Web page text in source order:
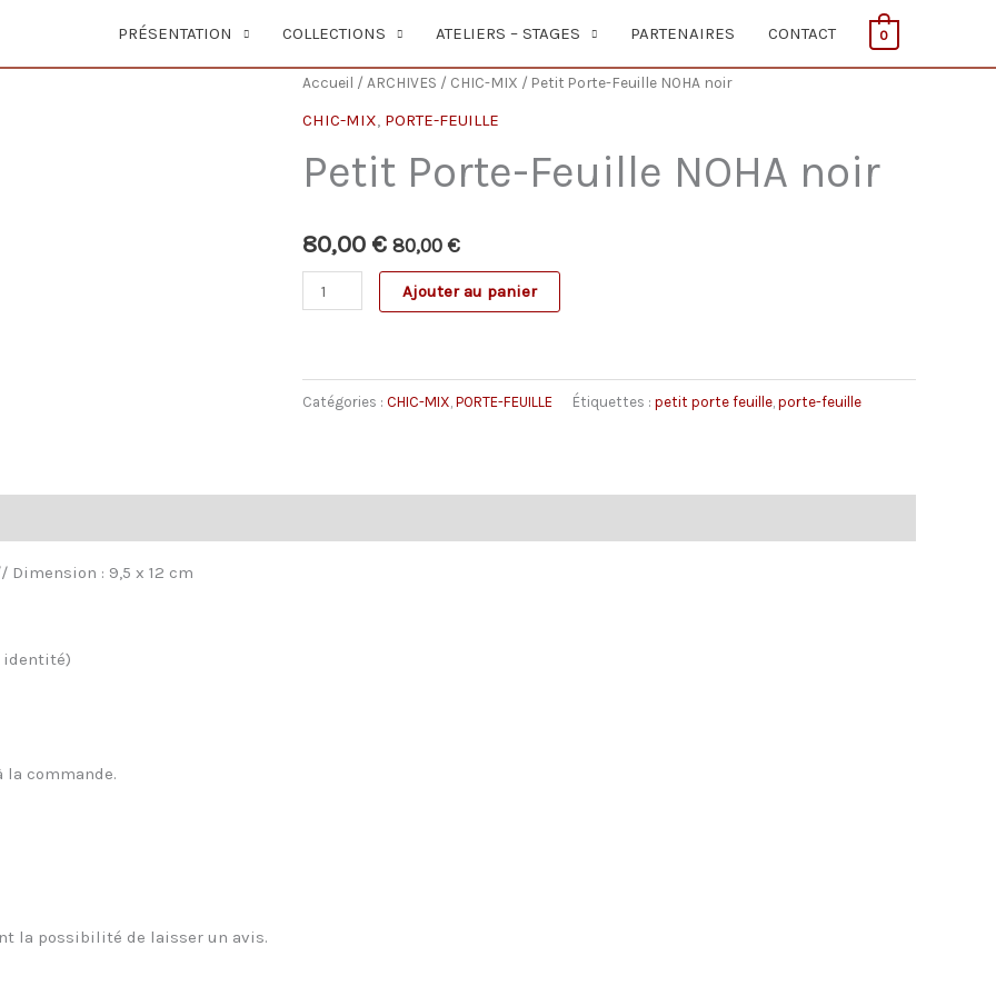
PRÉSENTATION COLLECTIONS ATELIERS – STAGES PARTENAIRES CONTACT 0
Accueil / ARCHIVES / CHIC-MIX / Petit Porte-Feuille NOHA noir
CHIC-MIX, PORTE-FEUILLE
Petit Porte-Feuille NOHA noir
80,00 € 80,00€
quantité
de
Porte-
Feuille
Ajouter au panier
Catégories : CHIC-MIX, PORTE-FEUILLE Étiquettes : petit porte feuille, porte-feuille
: 9,5 x 12 cm
identité)
la commande.
la possibilité de laisser un avis.